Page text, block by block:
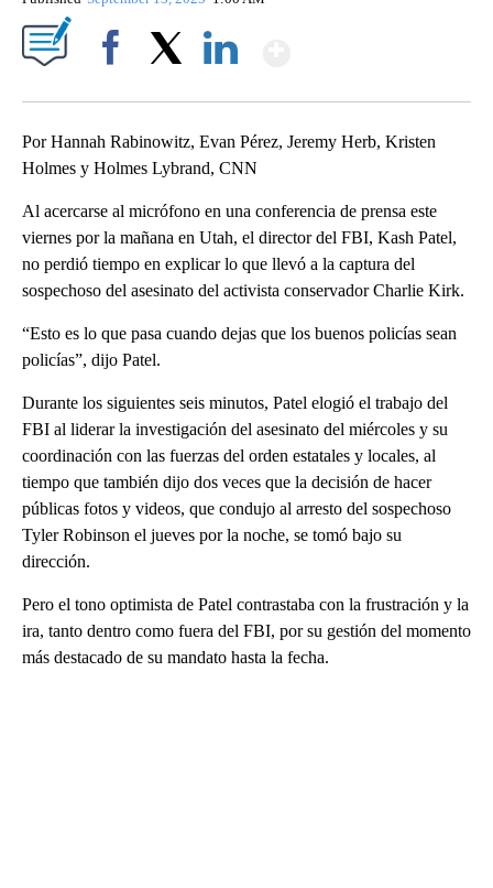
Por Hannah Rabinowitz, Evan Pérez, Jeremy Herb, Kristen
Holmes y Holmes Lybrand, CNN
Al acercarse al micrófono en una conferencia de prensa este
viernes por la mañana en Utah, el director del FBI, Kash Patel,
no perdió tiempo en explicar lo que llevó a la captura del
sospechoso del asesinato del activista conservador Charlie Kirk.
“Esto es lo que pasa cuando dejas que los buenos policías sean
policías”, dijo Patel.
Durante los siguientes seis minutos, Patel elogió el trabajo del
FBI al liderar la investigación del asesinato del miércoles y su
coordinación con las fuerzas del orden estatales y locales, al
tiempo que también dijo dos veces que la decisión de hacer
públicas fotos y videos, que condujo al arresto del sospechoso
Tyler Robinson el jueves por la noche, se tomó bajo su
dirección.
Pero el tono optimista de Patel contrastaba con la frustración y la
ira, tanto dentro como fuera del FBI, por su gestión del momento
más destacado de su mandato hasta la fecha.